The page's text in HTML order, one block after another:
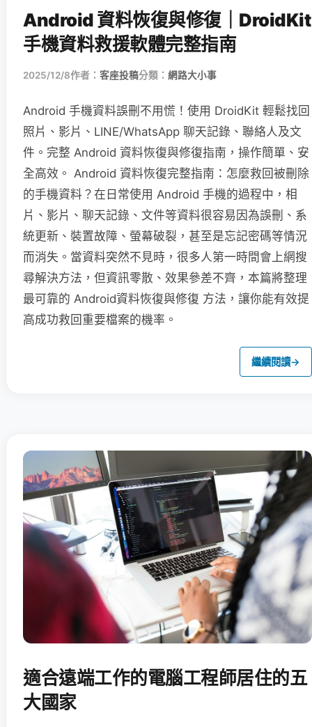
Android 資料恢復與修復｜DroidKit
手機資料救援軟體完整指南
2025/12/8作者： 客座投稿分類： 網路大小事
Android 手機資料誤刪不用慌！使用 DroidKit 輕鬆找回
照片、影片、LINE/WhatsApp 聊天記錄、聯絡人及文
件。完整 Android 資料恢復與修復指南，操作簡單、安
全高效。 Android 資料恢復完整指南：怎麼救回被刪除
的手機資料？在日常使用 Android 手機的過程中，相
片、影片、聊天記錄、文件等資料很容易因為誤刪、系
統更新、裝置故障、螢幕破裂，甚至是忘記密碼等情況
而消失。當資料突然不見時，很多人第一時間會上網搜
尋解決方法，但資訊零散、效果參差不齊，本篇將整理
最可靠的 Android資料恢復與修復 方法，讓你能有效提
高成功救回重要檔案的機率。
繼續閱讀→
適合遠端工作的電腦工程師居住的五
大國家